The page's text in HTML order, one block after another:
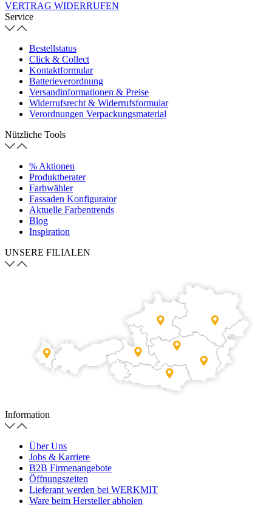
VERTRAG WIDERRUFEN
Service
Bestellstatus
Click & Collect
Kontaktformular
Batterieverordnung
Versandinformationen & Preise
Widerrufsrecht & Widerrufsformular
Verordnungen Verpackungsmaterial
Nützliche Tools
% Aktionen
Produktberater
Farbwähler
Fassaden Konfigurator
Aktuelle Farbentrends
Blog
Inspiration
UNSERE FILIALEN
Information
Über Uns
Jobs & Karriere
B2B Firmenangebote
Öffnungszeiten
Lieferant werden bei WERKMIT
Ware beim Hersteller abholen